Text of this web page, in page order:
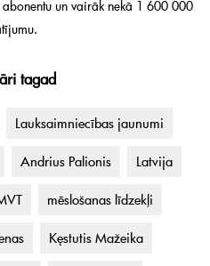
un vairāk nekā 1 600 000
tagad
Lauksaimniecības jaunumi
Andrius Palionis Latvija
mēslošanas līdzekļi
Kęstutis Mažeika